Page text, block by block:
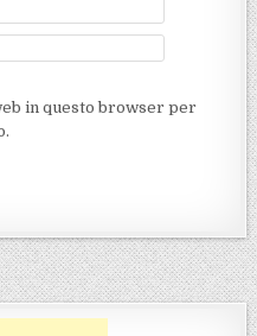
in questo browser per